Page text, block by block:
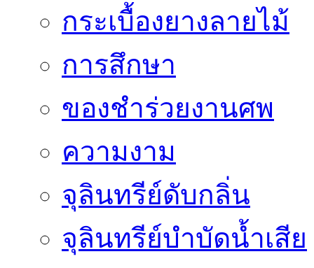
กระเบื้องยางลายไม้
การสึกษา
ของชำร่วยงานศพ
ความงาม
จุลินทรีย์ดับกลิ่น
จุลินทรีย์บำบัดน้ำเสีย